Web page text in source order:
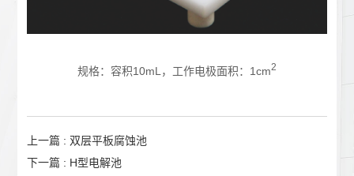
规格：容积10mL，工作电极面积：1cm2
上一篇 : 双层平板腐蚀池
下一篇 : H型电解池